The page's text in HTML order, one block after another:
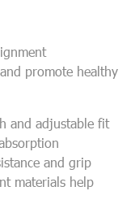
promote healthy
and adjustable fit
and grip
materials help